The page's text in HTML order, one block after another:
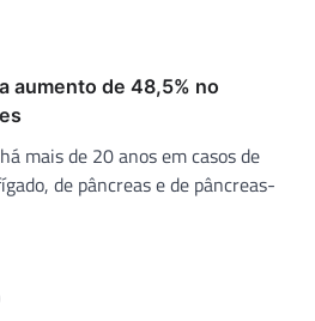
aumento de 48,5% no
mais de 20 anos em casos de
de pâncreas e de pâncreas-